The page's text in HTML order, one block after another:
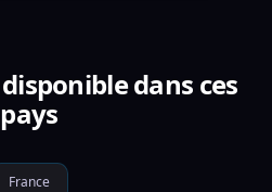
dans ces
pays
France